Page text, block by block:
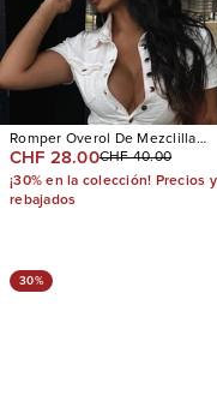
Romper Overol De Mezclilla
Sweet Bliss
CHF 28.00CHF 40.00
¡30% en la colección! Precios
rebajados
30%